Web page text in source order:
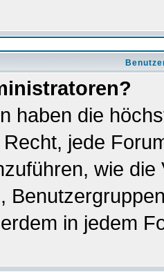
haben die
jede
wie
in jedem